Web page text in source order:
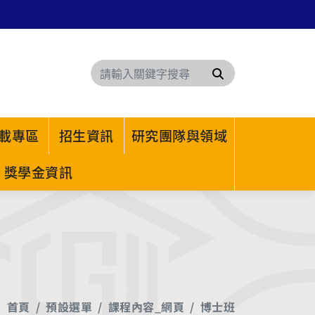
搜尋
專區 招生資訊
研究團隊與領域
獎學金資訊
首頁 預設選單 課程內容_網頁 博士班